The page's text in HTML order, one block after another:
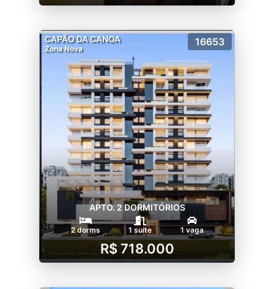
CAPÃO DA CANOA
Zona Nova
16653
APTO. 2 DORMITÓRIOS
2 dorms 1 suíte 1 vaga
R$ 718.000